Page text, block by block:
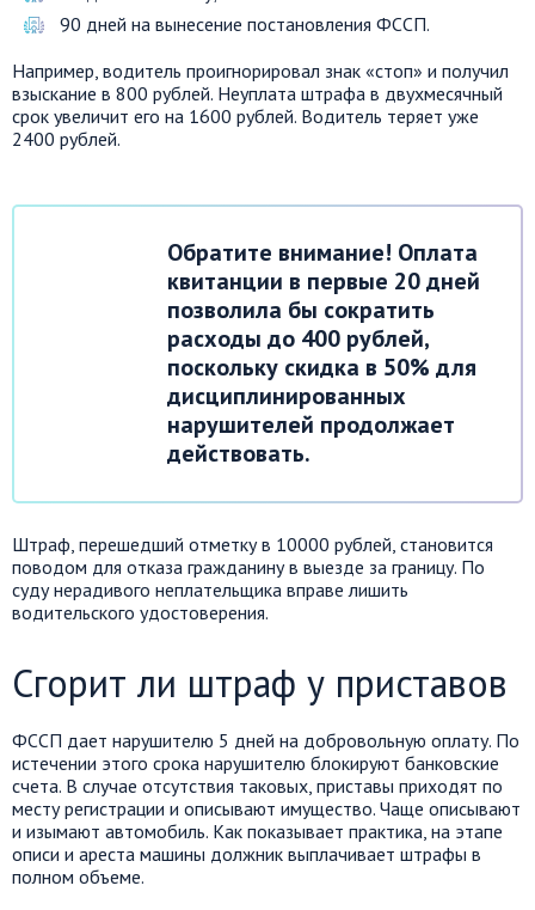
90 дней на вынесение постановления ФССП.
Например, водитель проигнорировал знак «стоп» и получил
взыскание в 800 рублей. Неуплата штрафа в двухмесячный
срок увеличит его на 1600 рублей. Водитель теряет уже
2400 рублей.
Обратите внимание! Оплата
квитанции в первые 20 дней
позволила бы сократить
расходы до 400 рублей,
поскольку скидка в 50% для
дисциплинированных
нарушителей продолжает
действовать.
Штраф, перешедший отметку в 10000 рублей, становится
поводом для отказа гражданину в выезде за границу. По
суду нерадивого неплательщика вправе лишить
водительского удостоверения.
Сгорит ли штраф у приставов
ФССП дает нарушителю 5 дней на добровольную оплату. По
истечении этого срока нарушителю блокируют банковские
счета. В случае отсутствия таковых, приставы приходят по
месту регистрации и описывают имущество. Чаще описывают
и изымают автомобиль. Как показывает практика, на этапе
описи и ареста машины должник выплачивает штрафы в
полном объеме.